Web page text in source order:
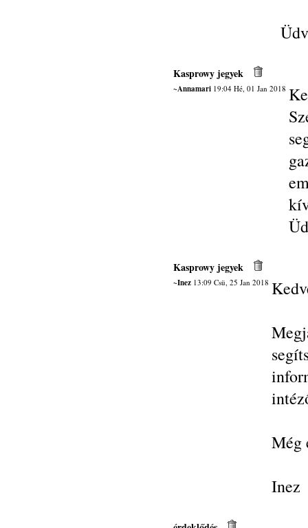
Kasprowy jegyek
~Annamari19:04 Hé, 01 Jan 2018
Kasprowy jegyek
~Inez13:09 Csü, 25 Jan 2018
Még
Inez